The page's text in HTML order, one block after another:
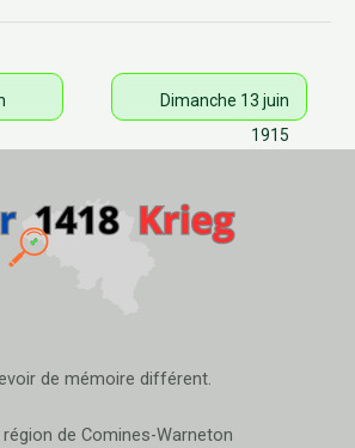
Dimanche 13 juin
1915
de mémoire différent.
région de Comines-Warneton